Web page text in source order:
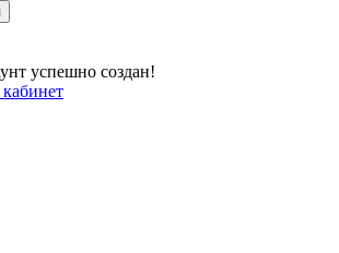
успешно создан!